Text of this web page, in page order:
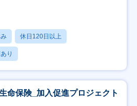
休日120日以上
り
命保険_加入促進プロジェクト